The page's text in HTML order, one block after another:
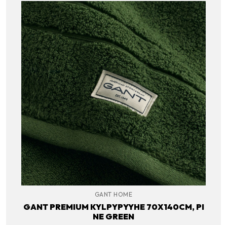
GANT HOME
GANT PREMIUM KYLPYPYYHE 70X140CM, PI
NE GREEN